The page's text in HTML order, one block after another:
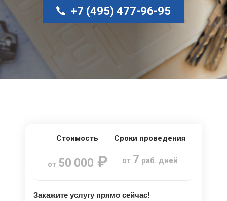
+7 (495) 477-96-95
Стоимость
от 50 000 ₽
Сроки проведения
от 7 раб. дней
Закажите услугу прямо сейчас!